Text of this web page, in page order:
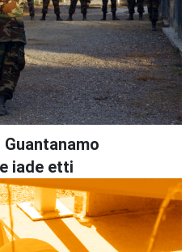
iade etti